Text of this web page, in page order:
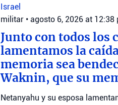
Israel
militar • agosto 6, 2026 at 12:38
Junto con todos los
lamentamos la
memoria sea
Waknin, que su
Netanyahu y su esposa